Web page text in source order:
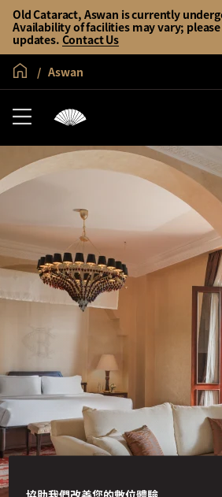
Old Cataract, Aswan is currently
Availability of facilities may vary;
updates. Contact Us
全球首頁
Aswan